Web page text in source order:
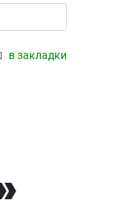
в закладки